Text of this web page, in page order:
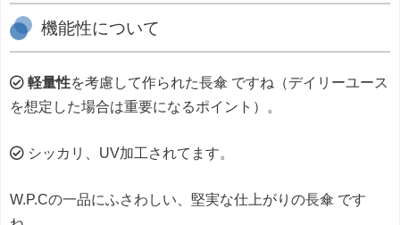
機能性について
軽量性を考慮して作られた長傘 ですね（デイリーユース
を想定した場合は重要になるポイント）。
シッカリ、UV加工されてます。
W.P.Cの一品にふさわしい、堅実な仕上がりの長傘 です